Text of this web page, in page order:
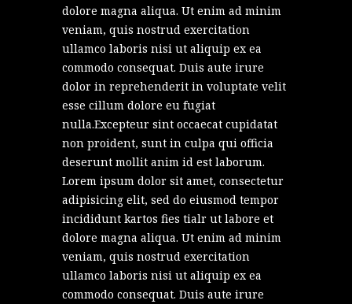
dolore magna aliqua. Ut enim ad minim
veniam, quis nostrud exercitation
ullamco laboris nisi ut aliquip ex ea
commodo consequat. Duis aute irure
dolor in reprehenderit in voluptate velit
esse cillum dolore eu fugiat
nulla.Excepteur sint occaecat cupidatat
non proident, sunt in culpa qui officia
deserunt mollit anim id est laborum.
Lorem ipsum dolor sit amet, consectetur
adipisicing elit, sed do eiusmod tempor
incididunt kartos fies tialr ut labore et
dolore magna aliqua. Ut enim ad minim
veniam, quis nostrud exercitation
ullamco laboris nisi ut aliquip ex ea
commodo consequat. Duis aute irure